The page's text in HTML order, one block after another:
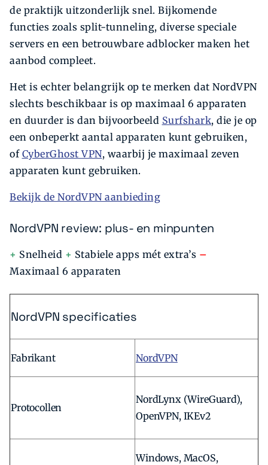
de praktijk uitzonderlijk snel. Bijkomende
functies zoals split-tunneling, diverse speciale
servers en een betrouwbare adblocker maken het
aanbod compleet.
Het is echter belangrijk op te merken dat NordVPN
slechts beschikbaar is op maximaal 6 apparaten
en duurder is dan bijvoorbeeld Surfshark, die je op
een onbeperkt aantal apparaten kunt gebruiken,
of CyberGhost VPN, waarbij je maximaal zeven
apparaten kunt gebruiken.
Bekijk de NordVPN aanbieding
NordVPN review: plus- en minpunten
+ Snelheid + Stabiele apps mét extra’s –
Maximaal 6 apparaten
NordVPN specificaties
Fabrikant NordVPN
Protocollen
NordLynx (WireGuard),
OpenVPN, IKEv2
Windows, MacOS,